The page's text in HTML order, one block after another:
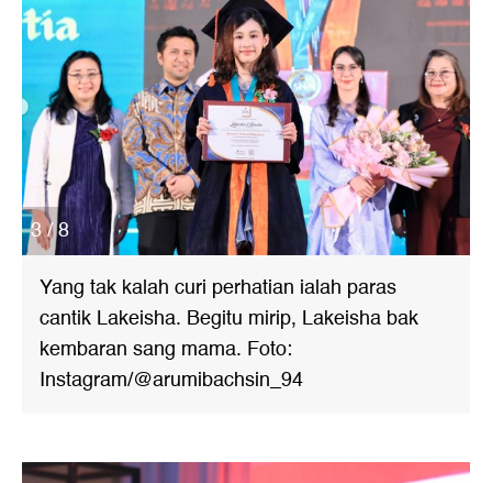
3 / 8
Yang tak kalah curi perhatian ialah paras
cantik Lakeisha. Begitu mirip, Lakeisha bak
kembaran sang mama. Foto:
Instagram/@arumibachsin_94